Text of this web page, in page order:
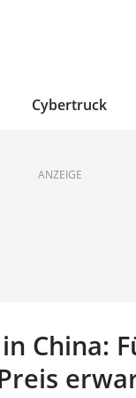
Cybertruck
ANZEIGE
China: